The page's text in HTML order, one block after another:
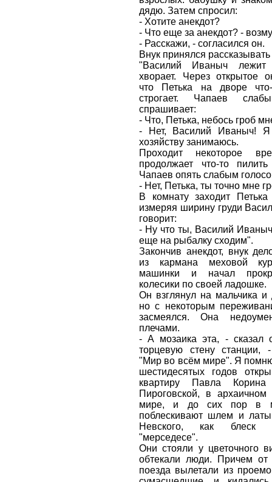
дядю. Затем спросил:
- Хотите анекдот?
- Что еще за анекдот? -
- Расскажи, - согласился он.
Внук принялся рассказывать
"Василий Иваныч лежит
хворает. Через открытое
что Петька на дворе
строгает. Чапаев
спрашивает:
- Что, Петька, небось гроб
- Нет, Василий Иваныч! Я
хозяйству занимаюсь.
Проходит некоторое
продолжает что-то
Чапаев опять слабым
- Нет, Петька, ты точно мне
В комнату заходит
измеряя ширину груди
говорит:
- Ну что ты, Василий
еще на рыбалку сходим".
Закончив анекдот, внук
из кармана меховой
машинки и начал
колесики по своей ладошке.
Он взглянул на мальчика и
но с некоторым
засмеялся. Она
плечами.
- А мозаика эта, - сказал
торцевую стену станции,
"Мир во всём мире". Я
шестидесятых годов
квартиру Павла
Пироговской, в архаичном
мире, и до сих пор в
поблескивают шлем и
Невского, как блеск
"мерседесе".
Они стояли у цветочного
обтекали люди. Причем от
поезда вылетали из